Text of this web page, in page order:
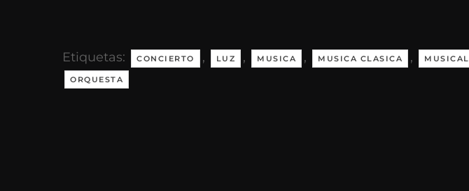
Etiquetas: CONCIERTO , LUZ , MUSICA , MUSICA CLASICA , MUSICAL
ORQUESTA